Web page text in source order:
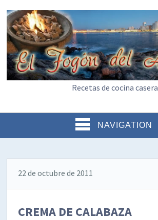
Recetas de cocina casera
NAVIGATION
22 de octubre de 2011
CREMA DE CALABAZA